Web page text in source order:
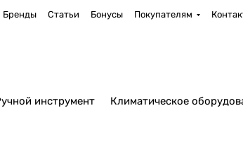
Бренды Статьи Бонусы Покупателям
инструмент Климатическое